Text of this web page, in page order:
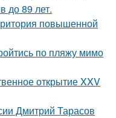
до 89 лет.
повышенной
по пляжу мимо
открытие XXV
Дмитрий Тарасов